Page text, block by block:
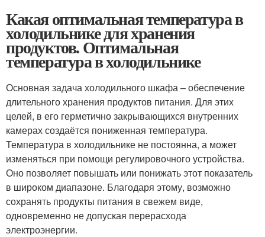
Какая оптимальная температура в
холодильнике для хранения
продуктов. Оптимальная
температура в холодильнике
Основная задача холодильного шкафа – обеспечение
длительного хранения продуктов питания. Для этих
целей, в его герметично закрывающихся внутренних
камерах создаётся пониженная температура.
Температура в холодильнике не постоянна, а может
изменяться при помощи регулировочного устройства.
Оно позволяет повышать или понижать этот показатель
в широком диапазоне. Благодаря этому, возможно
сохранять продукты питания в свежем виде,
одновременно не допуская перерасхода
электроэнергии.